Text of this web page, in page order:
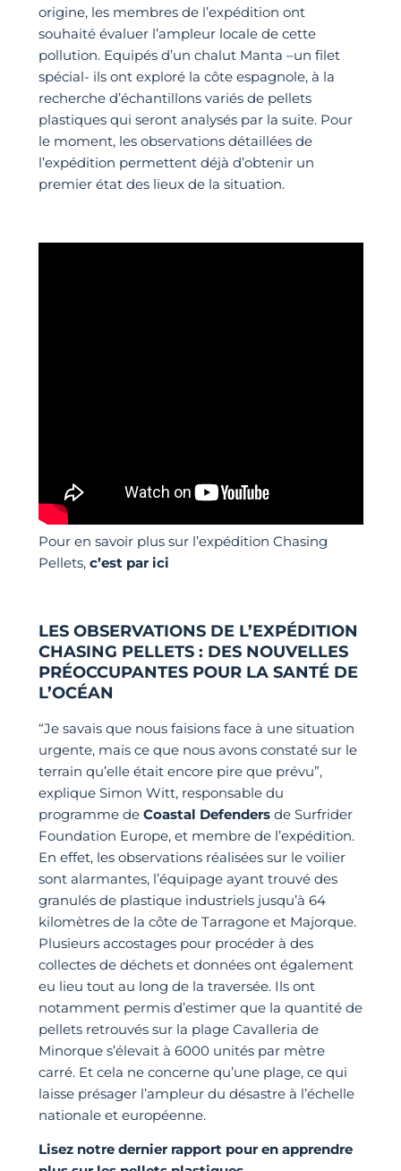
origine, les membres de l’expédition ont
souhaité évaluer l’ampleur locale de cette
pollution. Equipés d’un chalut Manta –un filet
spécial- ils ont exploré la côte espagnole, à la
recherche d’échantillons variés de pellets
plastiques qui seront analysés par la suite. Pour
le moment, les observations détaillées de
l’expédition permettent déjà d’obtenir un
premier état des lieux de la situation.
Pour en savoir plus sur l’expédition Chasing
Pellets, c’est par ici
LES OBSERVATIONS DE L’EXPÉDITION
CHASING PELLETS : DES NOUVELLES
PRÉOCCUPANTES POUR LA SANTÉ DE
L’OCÉAN
“Je savais que nous faisions face à une situation
urgente, mais ce que nous avons constaté sur le
terrain qu’elle était encore pire que prévu”,
explique Simon Witt, responsable du
programme deCoastal Defendersde Surfrider
Foundation Europe, et membre de l’expédition.
En effet, les observations réalisées sur le voilier
sont alarmantes, l’équipage ayant trouvé des
granulés de plastique industriels jusqu’à 64
kilomètres de la côte de Tarragone et Majorque.
Plusieurs accostages pour procéder à des
collectes de déchets et données ont également
eu lieu tout au long de la traversée. Ils ont
notamment permis d’estimer que la quantité de
pellets retrouvés sur la plage Cavalleria de
Minorque s’élevait à 6000 unités par mètre
carré. Et cela ne concerne qu’une plage, ce qui
laisse présager l’ampleur du désastre à l’échelle
nationale et européenne.
Lisez notre dernier rapport pour en apprendre